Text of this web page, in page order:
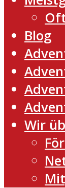
Blog
Wir